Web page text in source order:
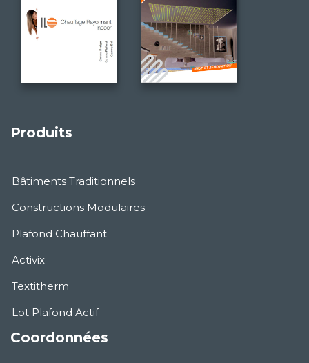
Produits
Bâtiments Traditionnels
Constructions Modulaires
Plafond Chauffant
Activix
Textitherm
Lot Plafond Actif
Coordonnées